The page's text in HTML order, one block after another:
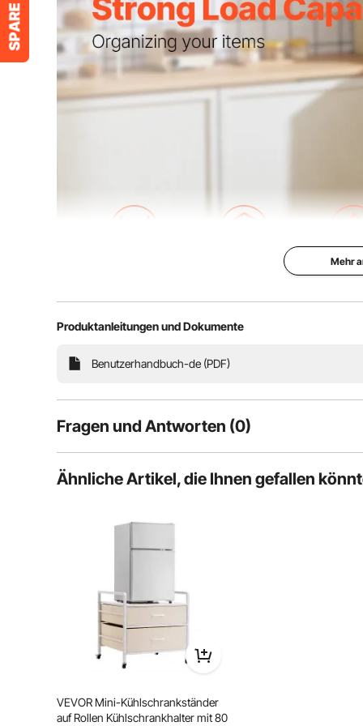
Es verfügt über einen robusten Metallrahmen und
Mehr
Produktanleitungen und Dokumente
Benutzerhandbuch-de (PDF)
Fragen und Antworten (0)
Ist das Produkt haltbar? ...
Stellen Sie die erste Frage
Ähnliche Artikel, die Ihnen gefallen
VEVOR Mini-Kühlschrankständer
auf Rollen Kühlschrankhalter mit 80